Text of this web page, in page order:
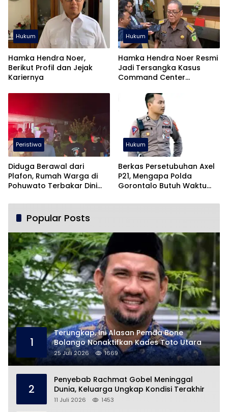
Hukum
Hamka Hendra Noer,
Berikut Profil dan Jejak
Kariernya
Hukum
Hamka Hendra Noer Resmi
Jadi Tersangka Kasus
Command Center
Peristiwa
Diduga Berawal dari
Plafon, Rumah Warga di
Pohuwato Terbakar Dini
Hukum
Berkas Persetubuhan Axel
P21, Mengapa Polda
Gorontalo Butuh Waktu
Popular Posts
1
Terungkap, Ini Alasan Pemda Bone
Bolango Nonaktifkan Kades Toto Utara
25 Juli 2026 1669
2
Penyebab Rachmat Gobel Meninggal
Dunia, Keluarga Ungkap Kondisi Terakhir
11 Juli 2026 1453